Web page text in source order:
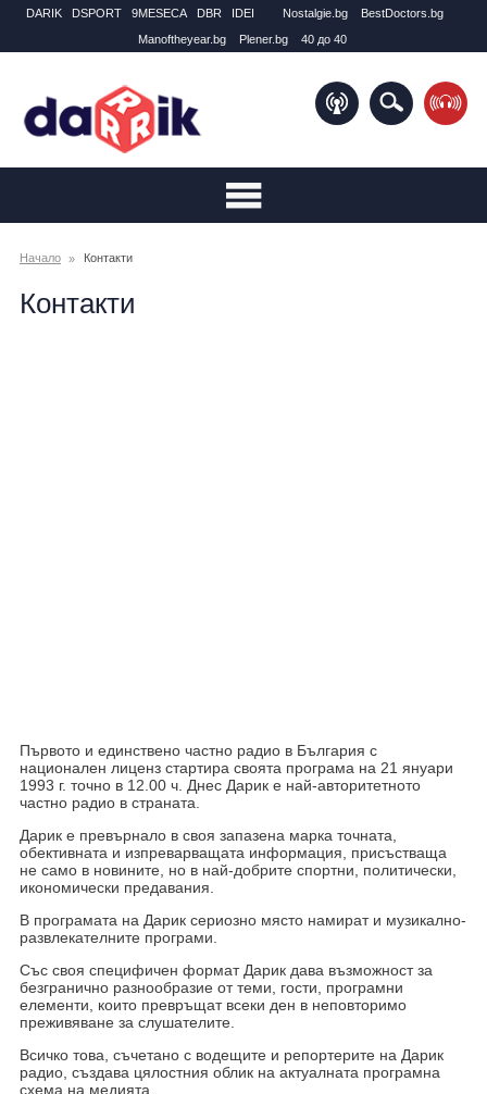
DARIK DSPORT 9MESECA DBR IDEI Nostalgie.bg
BestDoctors.bg
Manоftheyear.bg
Plener.bg 40 до 40
Контакти
Начало Контакти
Първото и единствено частно радио в България с
национален лиценз стартира своята програма на 21 януари
1993 г. точно в 12.00 ч. Днес Дарик е най-авторитетното
частно радио в страната.
Дарик е превърнало в своя запазена марка точната,
обективната и изпреварващата информация, присъстваща
не само в новините, но в най-добрите спортни, политически,
икономически предавания.
В програмата на Дарик сериозно място намират и музикално-
развлекателните програми.
Със своя специфичен формат Дарик дава възможност за
безгранично разнообразие от теми, гости, програмни
елементи, които превръщат всеки ден в неповторимо
преживяване за слушателите.
Всичко това, съчетано с водещите и репортерите на Дарик
радио, създава цялостния облик на актуалната програмна
схема на медията.